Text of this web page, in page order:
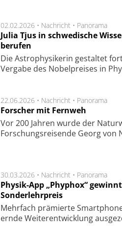
02.02.2026 • Nachricht • Panorama
Julia Tjus in schwedische
berufen
Die Astro­physi­kerin ge­stal­tet
Ver­ga­be des Nobel­prei­ses in
22.06.2026 • Nachricht • Panorama
Forscher mit Fernweh
Vor 200 Jahren wurde der
Forschungsreisende Georg von
30.03.2026 • Nachricht • Panorama
Physik-App „Phyphox“ gewinnt
Sonderlehrpreis
Mehr­fach prä­mier­te
ern­de Wei­ter­ent­wick­lung